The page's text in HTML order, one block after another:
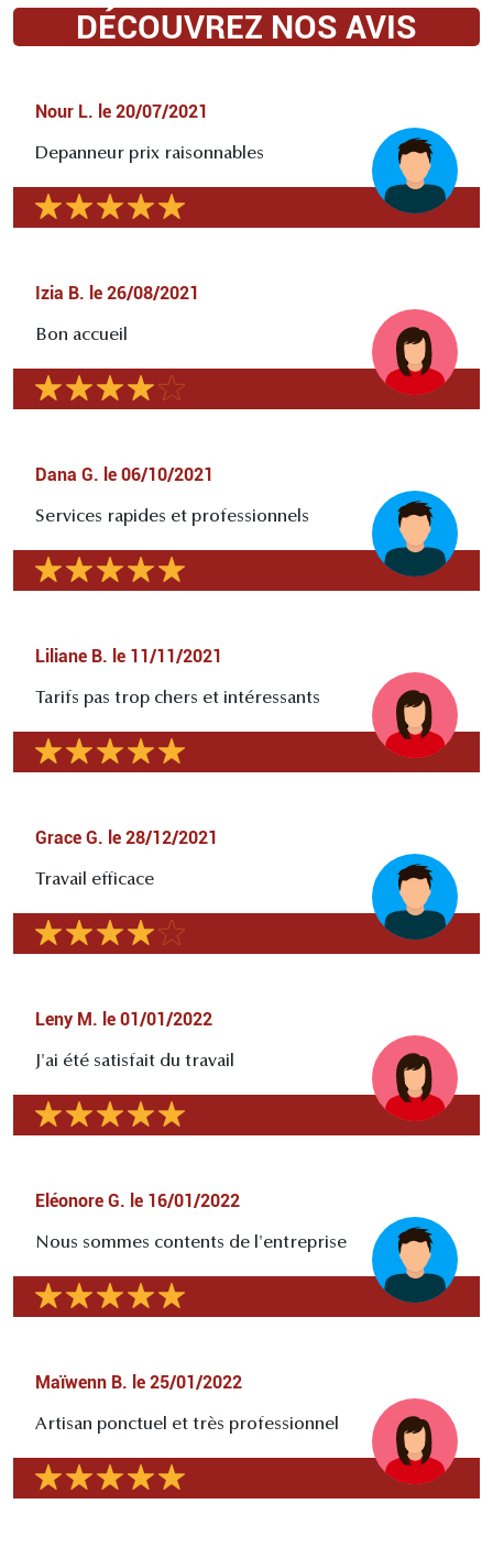
DÉCOUVREZ NOS AVIS
Nour L. le 20/07/2021
Depanneur prix raisonnables
Izia B. le 26/08/2021
Bon accueil
Dana G. le 06/10/2021
Services rapides et professionnels
Liliane B. le 11/11/2021
Tarifs pas trop chers et intéressants
Grace G. le 28/12/2021
Travail efficace
Leny M. le 01/01/2022
J'ai été satisfait du travail
Eléonore G. le 16/01/2022
Nous sommes contents de l'entreprise
Maïwenn B. le 25/01/2022
Artisan ponctuel et très professionnel